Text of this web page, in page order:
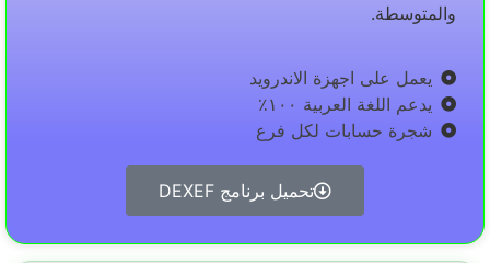
والمتوسطة.
يعمل على اجهزة الاندرويد
يدعم اللغة العربية ١٠٠٪
شجرة حسابات لكل فرع
تحميل برنامج DEXEF